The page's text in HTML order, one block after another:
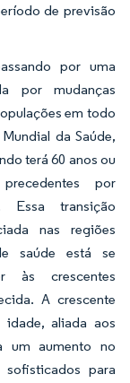
de previsão
por uma
por mudanças
em todo
da Saúde,
terá 60 anos ou
por
Essa transição
nas regiões
saúde está se
às crescentes
A crescente
idade, aliada aos
um aumento no
para